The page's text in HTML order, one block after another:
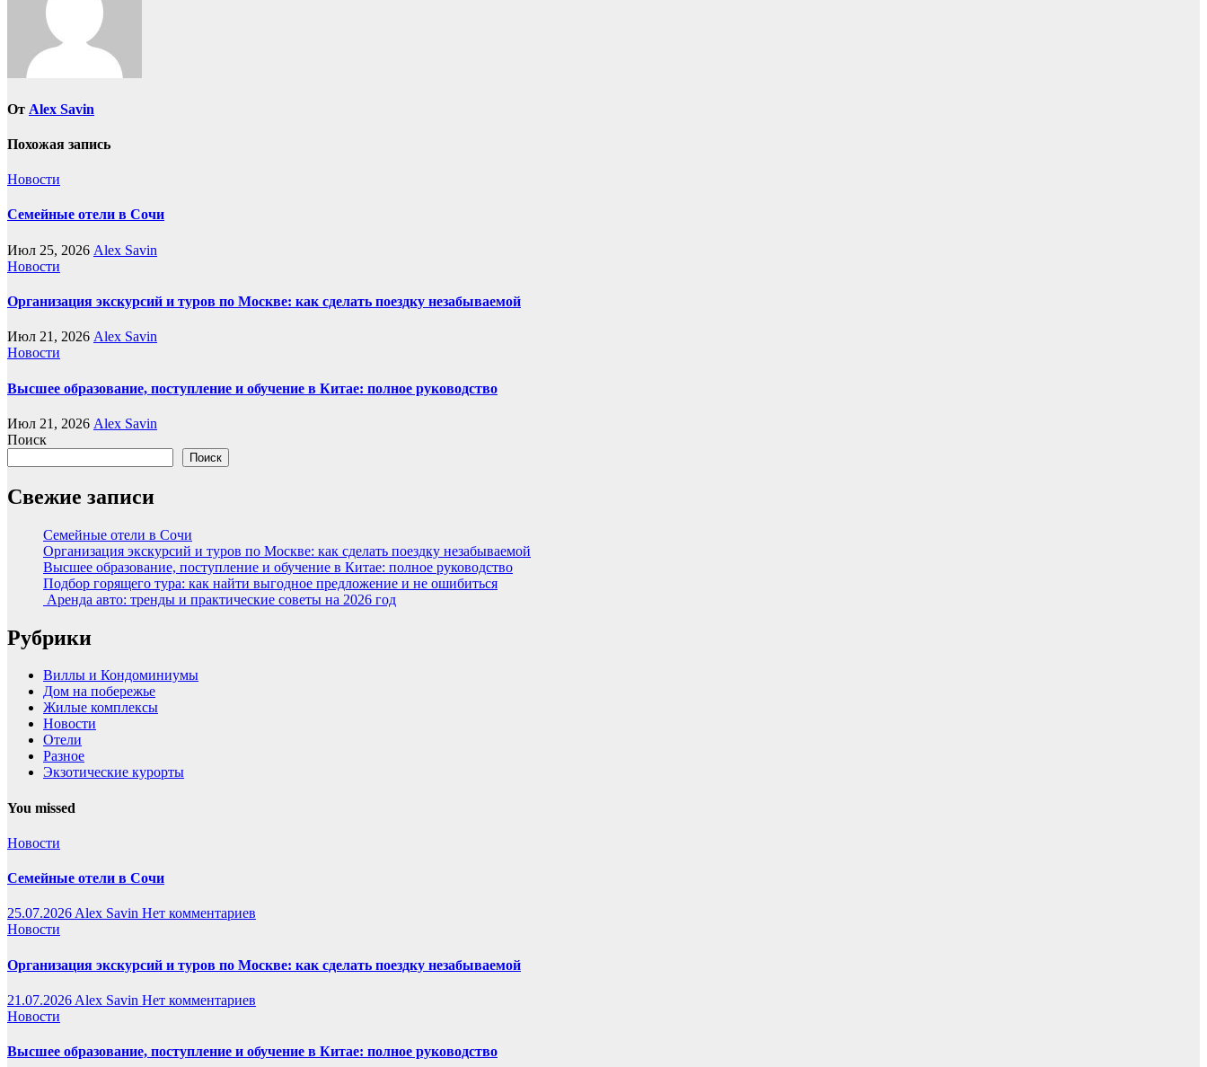
От Alex Savin
Похожая запись
Новости
Семейные отели в Сочи
Июл 25, 2026 Alex Savin
Новости
Организация экскурсий и туров по Москве: как сделать поездку незабываемой
Июл 21, 2026 Alex Savin
Новости
Высшее образование, поступление и обучение в Китае: полное руководство
Июл 21, 2026 Alex Savin
Поиск
Поиск
Свежие записи
Семейные отели в Сочи
Организация экскурсий и туров по Москве: как сделать поездку незабываемой
Высшее образование, поступление и обучение в Китае: полное руководство
Подбор горящего тура: как найти выгодное предложение и не ошибиться
Аренда авто: тренды и практические советы на 2026 год
Рубрики
Виллы и Кондоминиумы
Дом на побережье
Жилые комплексы
Новости
Отели
Разное
Экзотические курорты
You missed
Новости
Семейные отели в Сочи
25.07.2026Alex Savin Нет комментариев
Новости
Организация экскурсий и туров по Москве: как сделать поездку незабываемой
21.07.2026 Alex Savin Нет комментариев
Новости
Высшее образование, поступление и обучение в Китае: полное руководство